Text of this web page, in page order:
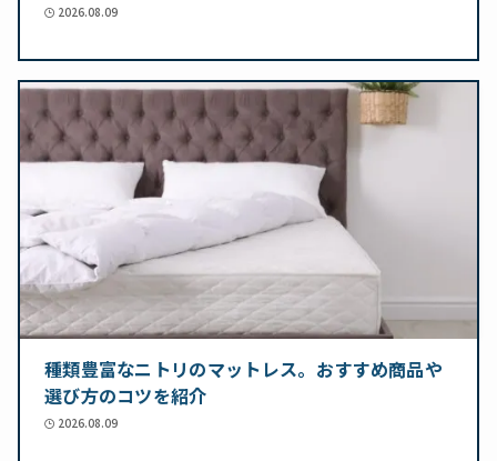
2026.08.09
種類豊富なニトリのマットレス。おすすめ商品や
選び方のコツを紹介
2026.08.09